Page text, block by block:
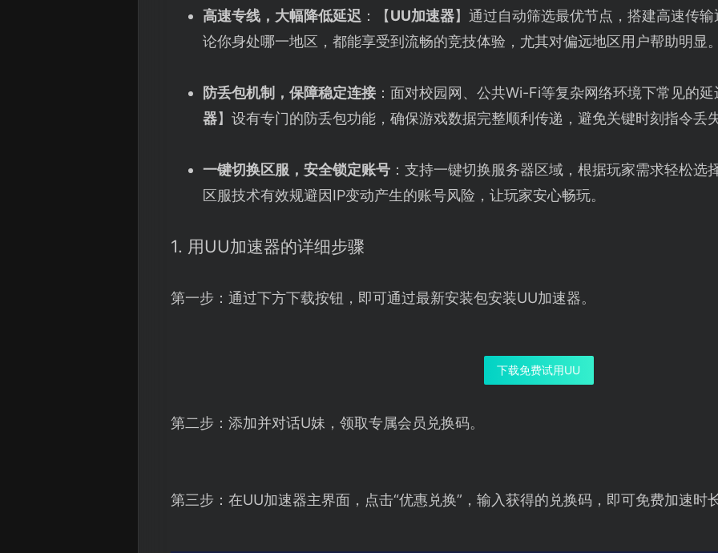
高速专线，大幅降低延迟：【UU加速器】通过自动筛选最优节点，搭建高速传
论你身处哪一地区，都能享受到流畅的竞技体验，尤其对偏远地区用户帮助明显
防丢包机制，保障稳定连接：面对校园网、公共Wi-Fi等复杂网络环境下常见的
器】设有专门的防丢包功能，确保游戏数据完整顺利传递，避免关键时刻指令丢
一键切换区服，安全锁定账号：支持一键切换服务器区域，根据玩家需求轻松选
区服技术有效规避因IP变动产生的账号风险，让玩家安心畅玩。
1. 用UU加速器的详细步骤
第一步：通过下方下载按钮，即可通过最新安装包安装UU加速器。
下载免费试用UU
第二步：添加并对话U妹，领取专属会员兑换码。
第三步：在UU加速器主界面，点击“优惠兑换”，输入获得的兑换码，即可免费加速时